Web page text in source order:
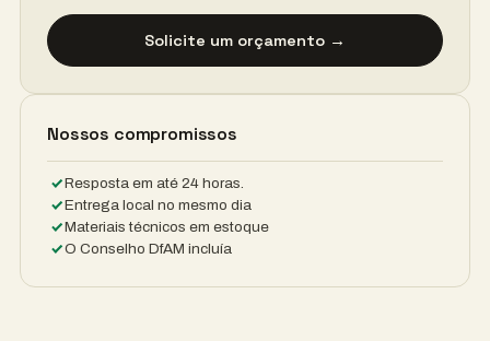
Solicite um orçamento →
Nossos compromissos
Resposta em até 24 horas.
Entrega local no mesmo dia
Materiais técnicos em estoque
O Conselho DfAM incluía